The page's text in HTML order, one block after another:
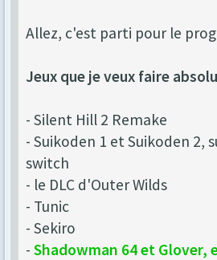
Allez, c'est parti pour le
Jeux que je veux faire
- Silent Hill 2 Remake
- Suikoden 1 et Suikoden 2,
switch
- le DLC d'Outer Wilds
- Tunic
- Sekiro
- Shadowman 64 et Glover,